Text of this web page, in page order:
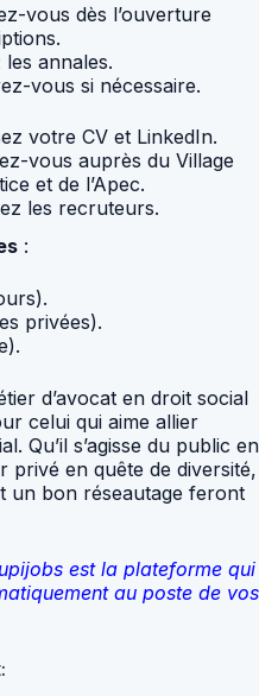
vous dès l’ouverture
les annales.
vous si nécessaire.
votre CV et LinkedIn.
vous auprès du Village
et de l’Apec.
les recruteurs.
:
privées).
d’avocat en droit social
celui qui aime allier
Qu’il s’agisse du public en
privé en quête de diversité,
un bon réseautage feront
est la plateforme qui
au poste de vos